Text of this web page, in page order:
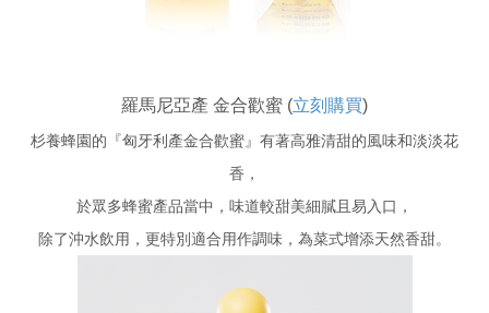
羅馬尼亞產 金合歡蜜 (立刻購買)
杉養蜂園的『匈牙利產金合歡蜜』有著高雅清甜的風味和淡淡花
香，
於眾多蜂蜜產品當中，味道較甜美細膩且易入口，
除了沖水飲用，更特別適合用作調味，為菜式增添天然香甜。